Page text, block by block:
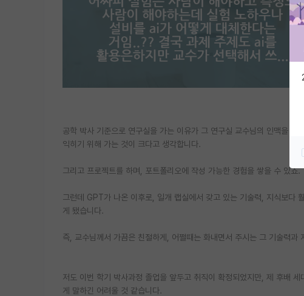
공학 박사 기준으로 연구실을 가는 이유가 그 연구실 교수님의 인맥을
익히기 위해 가는 것이 크다고 생각합니다.
그리고 프로젝트를 하며, 포트폴리오에 작성 가능한 경험을 쌓을 수 있죠.
그런데 GPT가 나온 이후로, 일개 랩실에서 갖고 있는 기술력, 지식보다
게 됐습니다.
즉, 교수님께서 가끔은 친절하게, 어쩔때는 화내면서 주시는 그 기술력
저도 이번 학기 박사과정 졸업을 앞두고 취직이 확정되었지만, 제 후배
게 말하긴 어려울 것 같습니다.